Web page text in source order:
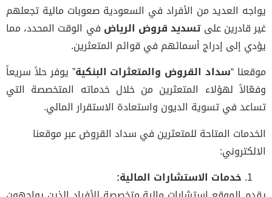
يواجه العديد من الأفراد في السعودية صعوبات مالية تجعلهم
غير قادرين علىتسديد قروض الرياض في الوقت المحدد، مما
يؤدي إلى إدراج أسمائهم في قوائم المتعثرين.
موقعنا “سداد القروض والمتعثرات البنكية” يوفر حلاً سريعاً
وفعّالاً لهؤلاء المتعثرين من خلال خدماته المتخصصة التي
تساعد في تسوية الديون واستعادة الاستقرار المالي.
الخدمات المتاحة للمتعثرين في سداد القروض عبر موقعنا
الالكتروني:
خدمات الاستشارات المالية: